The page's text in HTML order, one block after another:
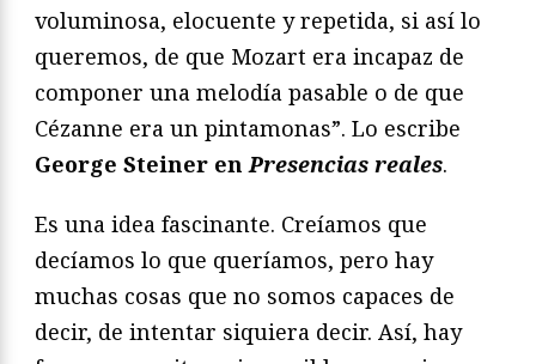
voluminosa, elocuente y repetida, si así lo
queremos, de que Mozart era incapaz de
componer una melodía pasable o de que
Cézanne era un pintamonas”. Lo escribe
George Steiner en Presencias reales.
Es una idea fascinante. Creíamos que
decíamos lo que queríamos, pero hay
muchas cosas que no somos capaces de
decir, de intentar siquiera decir. Así, hay